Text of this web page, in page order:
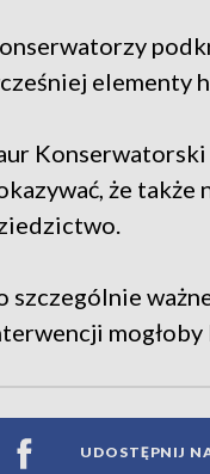
elementy
że
szczególnie
UDOSTĘPNIJ